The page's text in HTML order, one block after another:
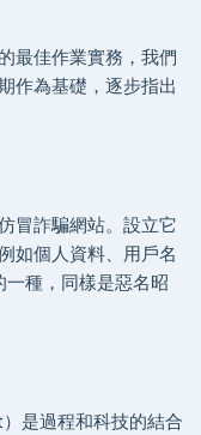
最佳作業實務，我們
作為基礎，逐步指出
冒詐騙網站。設立它
如個人資料、用戶名
種，同樣是惡名昭
是過程和科技的結合